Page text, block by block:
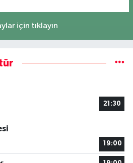
için tıklayın
21:30
19:00